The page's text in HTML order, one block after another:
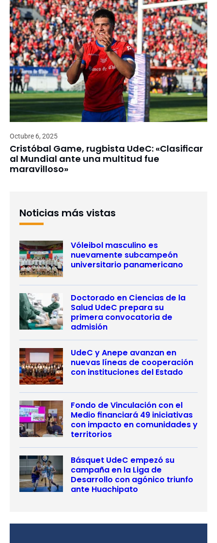
Octubre 6, 2025
Cristóbal Game, rugbista UdeC: «Clasificar
al Mundial ante una multitud fue
maravilloso»
Noticias más vistas
Vóleibol masculino es
nuevamente subcampeón
universitario panamericano
Doctorado en Ciencias de la
Salud UdeC prepara su
primera convocatoria de
admisión
UdeC y Anepe avanzan en
nuevas líneas de cooperación
con instituciones del Estado
Fondo de Vinculación con el
Medio financiará 49 iniciativas
con impacto en comunidades y
territorios
Básquet UdeC empezó su
campaña en la Liga de
Desarrollo con agónico triunfo
ante Huachipato